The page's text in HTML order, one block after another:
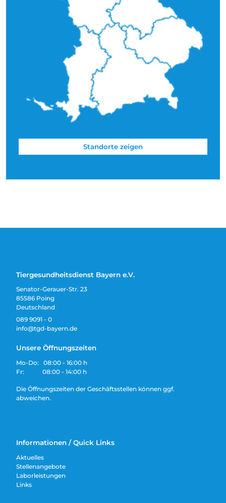
Standorte zeigen
Tiergesundheitsdienst Bayern e.V.
Senator-Gerauer-Str. 23
85586 Poing
Deutschland
089 9091 - 0
info@tgd-bayern.de
Unsere Öffnungszeiten
Mo-Do: 08:00 - 16:00 h
Fr: 08:00 - 14:00 h
Die Öffnungszeiten der Geschäftsstellen können ggf.
abweichen.
Informationen / Quick Links
Aktuelles
Stellenangebote
Laborleistungen
Links